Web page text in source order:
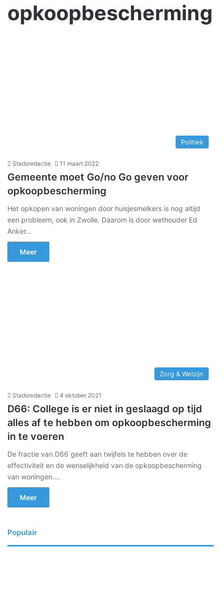
opkoopbescherming
Politiek
Stadsredactie 11 maart 2022
Gemeente moet Go/no Go geven voor
opkoopbescherming
Het opkopen van woningen door huisjesmelkers is nog altijd
een probleem, ook in Zwolle. Daarom is door wethouder Ed
Anker…
Meer
Zorg & Welzijn
Stadsredactie 4 oktober 2021
D66: College is er niet in geslaagd op tijd
alles af te hebben om opkoopbescherming
in te voeren
De fractie van D66 geeft aan twijfels te hebben over de
effectiviteit en de wenselijkheid van de opkoopbescherming
van woningen.…
Meer
Populair